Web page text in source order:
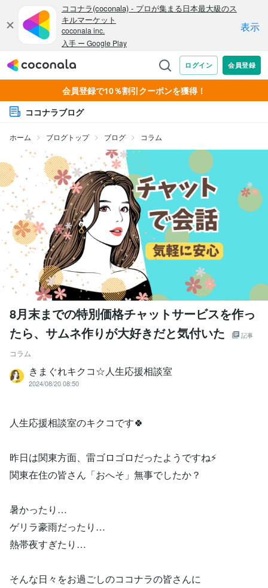
会員登録で10％割引クーポンを獲得！
ココナラブログ
ホーム ブログトップ ブログ コラム
8月末までの特別価格チャットサービスを作っ
たら、サムネ作りが大好きだと気付いた
記事
コラム
きまぐれキクコ☆人生応援相談室
2024/08/20 08:50
人生応援相談室のキクコです🍀
昨日は関東方面、雷ゴロゴロだったようですね⚡
関東在住の皆さん「おへそ」無事でしたか？
暑かったり…
ゲリラ豪雨だったり…
熱帯夜すぎたり…
そんな日々をお過ごしのココナラの皆さんに